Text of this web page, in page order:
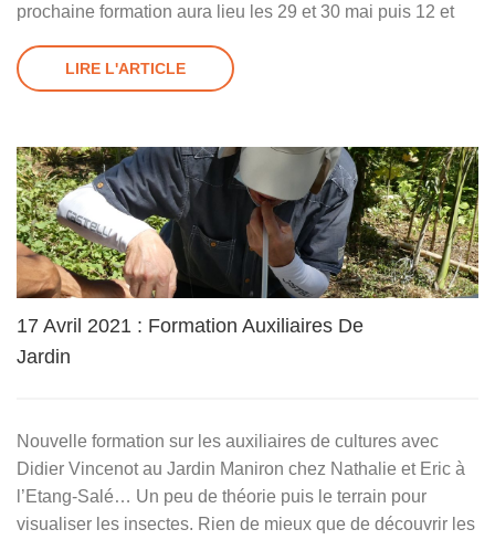
prochaine formation aura lieu les 29 et 30 mai puis 12 et
LIRE L'ARTICLE
17 Avril 2021 : Formation Auxiliaires De
Jardin
Nouvelle formation sur les auxiliaires de cultures avec
Didier Vincenot au Jardin Maniron chez Nathalie et Eric à
l’Etang-Salé… Un peu de théorie puis le terrain pour
visualiser les insectes. Rien de mieux que de découvrir les